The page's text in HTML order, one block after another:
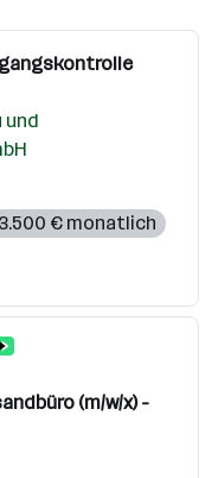
und
€ monatlich
(m/w/x) -